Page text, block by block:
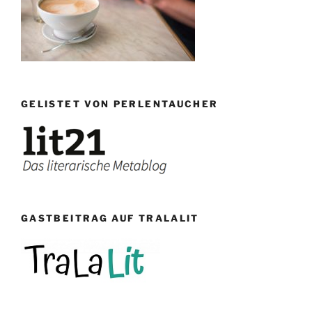
GELISTET VON PERLENTAUCHER
GASTBEITRAG AUF TRALALIT